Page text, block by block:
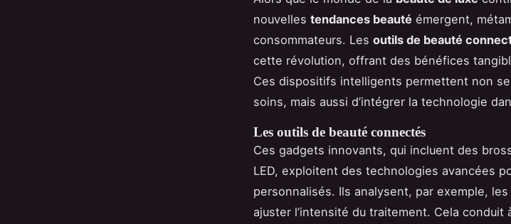
nouvelles tendances beauté émergent,
consommateurs. Les outils de beauté
cette révolution, offrant des bénéfices
Ces dispositifs intelligents permettent non
soins, mais aussi d’intégrer la technologie
Les outils de beauté connectés
Ces gadgets innovants, qui incluent des
LED, exploitent des technologies avancées
personnalisés. Ils analysent, par exemple,
ajuster l’intensité du traitement. Cela conduit